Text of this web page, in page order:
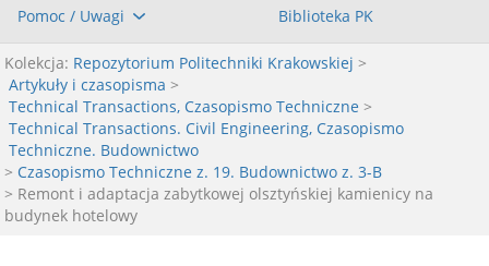
Pomoc / Uwagi Biblioteka PK
Kolekcja: Repozytorium Politechniki Krakowskiej >
Artykuły i czasopisma >
Technical Transactions, Czasopismo Techniczne >
Technical Transactions. Civil Engineering, Czasopismo
Techniczne. Budownictwo
> Czasopismo Techniczne z. 19. Budownictwo z. 3-B
> Remont i adaptacja zabytkowej olsztyńskiej kamienicy na
budynek hotelowy